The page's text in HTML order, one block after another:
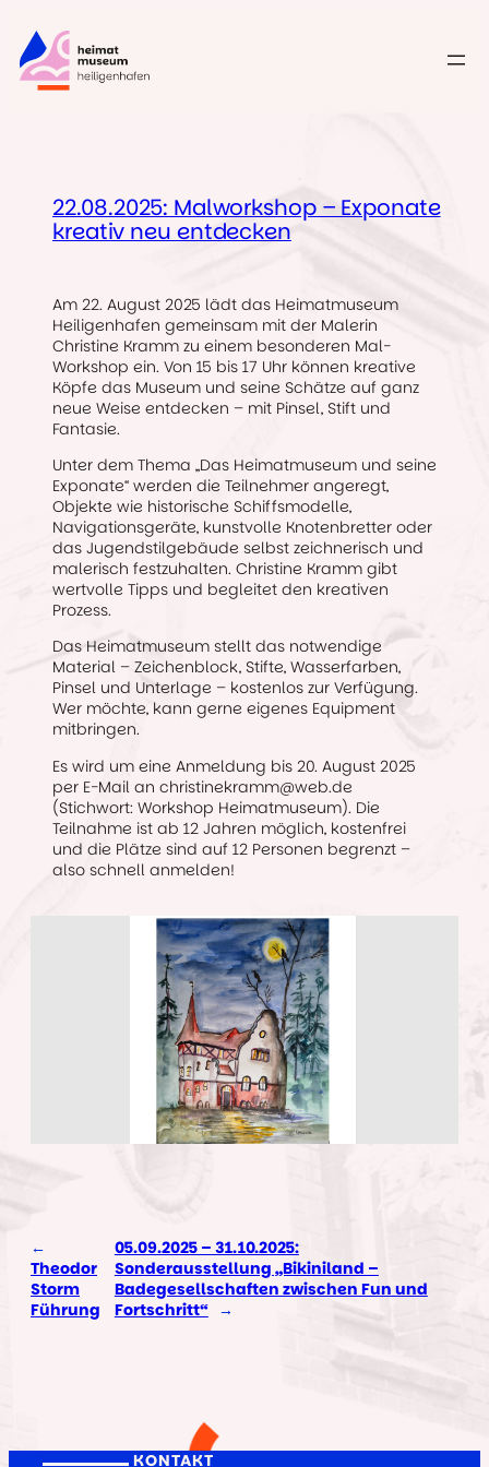
Inhalt
springen
22.08.2025: Malworkshop – Exponate
kreativ neu entdecken
Am 22. August 2025 lädt das Heimatmuseum
Heiligenhafen gemeinsam mit der Malerin
Christine Kramm zu einem besonderen Mal-
Workshop ein. Von 15 bis 17 Uhr können kreative
Köpfe das Museum und seine Schätze auf ganz
neue Weise entdecken – mit Pinsel, Stift und
Fantasie.
Unter dem Thema „Das Heimatmuseum und seine
Exponate“ werden die Teilnehmer angeregt,
Objekte wie historische Schiffsmodelle,
Navigationsgeräte, kunstvolle Knotenbretter oder
das Jugendstilgebäude selbst zeichnerisch und
malerisch festzuhalten. Christine Kramm gibt
wertvolle Tipps und begleitet den kreativen
Prozess.
Das Heimatmuseum stellt das notwendige
Material – Zeichenblock, Stifte, Wasserfarben,
Pinsel und Unterlage – kostenlos zur Verfügung.
Wer möchte, kann gerne eigenes Equipment
mitbringen.
Es wird um eine Anmeldung bis 20. August 2025
per E-Mail an christinekramm@web.de
(Stichwort: Workshop Heimatmuseum). Die
Teilnahme ist ab 12 Jahren möglich, kostenfrei
und die Plätze sind auf 12 Personen begrenzt –
also schnell anmelden!
←
Theodor
Storm
Führung
05.09.2025 – 31.10.2025:
Sonderausstellung „Bikiniland –
Badegesellschaften zwischen Fun und
Fortschritt“ →
KONTAKT